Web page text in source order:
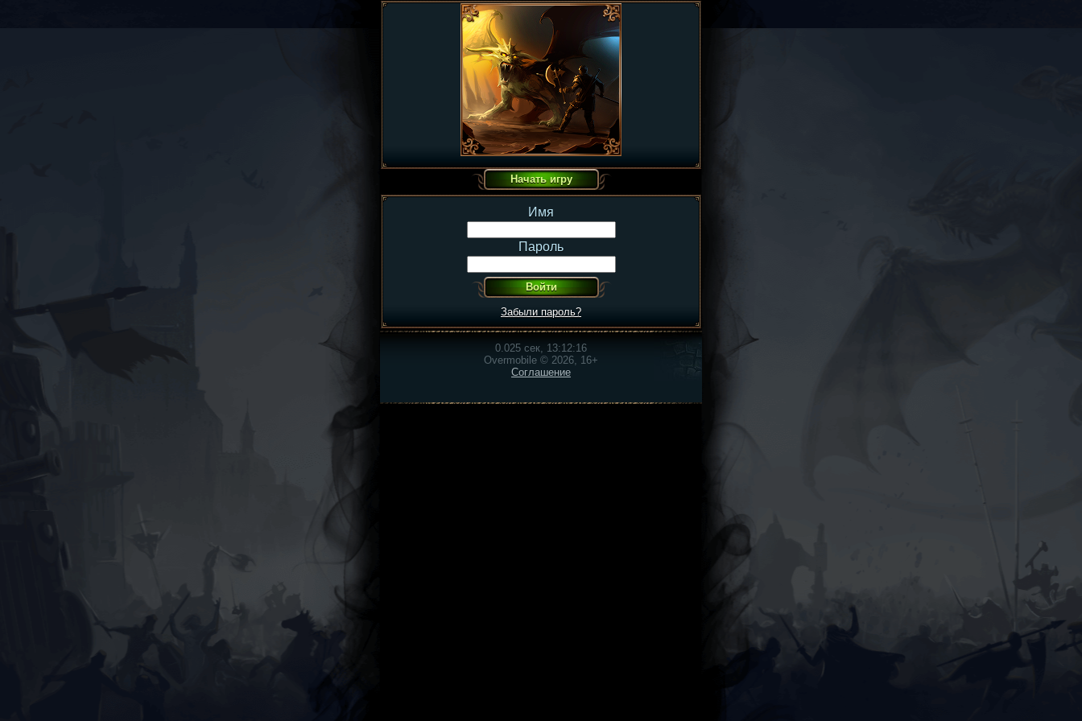
Имя
Пароль
Забыли пароль?
0.025 сек, 13:12:16
Overmobile © 2026, 16+
Соглашение